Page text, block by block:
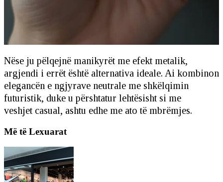
Nëse ju pëlqejnë manikyrët me efekt metalik,
argjendi i errët është alternativa ideale. Ai kombinon
elegancën e ngjyrave neutrale me shkëlqimin
futuristik, duke u përshtatur lehtësisht si me
veshjet casual, ashtu edhe me ato të mbrëmjes.
Më të Lexuarat